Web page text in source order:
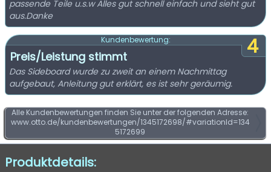
passende Teile u.s.w Alles gut schnell einfach und sieht gut
aus.Danke
4
Kundenbewertung:
Preis/Leistung stimmt
Das Sideboard wurde zu zweit an einem Nachmittag
aufgebaut, Anleitung gut erklärt, es ist sehr geräumig.
Alle Kundenbewertungen finden Sie unter der folgenden Adresse:
www.otto.de/kundenbewertungen/1345172698/#variationId=134
5172699
Produktdetails: